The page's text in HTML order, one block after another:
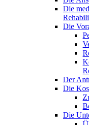
Die
Die
Der
Die
Die